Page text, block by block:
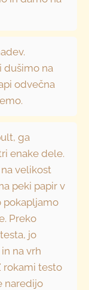
dušimo na
odvečna
ga
enake dele.
velikost
peki papir v
pokapljamo
Preko
jo
na vrh
rokami testo
naredijo